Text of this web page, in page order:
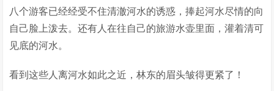
八个游客已经经受不住清澈河水的诱惑，捧起河水尽情的向
自己脸上泼去。还有人在往自己的旅游水壶里面，灌着清可
见底的河水。
看到这些人离河水如此之近，林东的眉头皱得更紧了！